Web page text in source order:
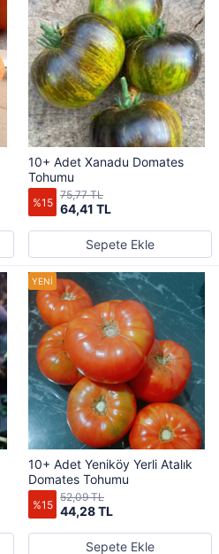
10+ Adet Xanadu Domates
Tohumu
%15 64,41 TL
75,77 TL
Sepete Ekle
10+ Adet Yeniköy Yerli Atalık
Domates Tohumu
%15 44,28 TL
52,09 TL
Sepete Ekle